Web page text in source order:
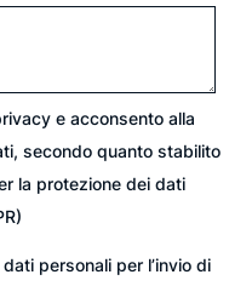
e acconsento alla
secondo quanto stabilito
la protezione dei dati
personali per l’invio di